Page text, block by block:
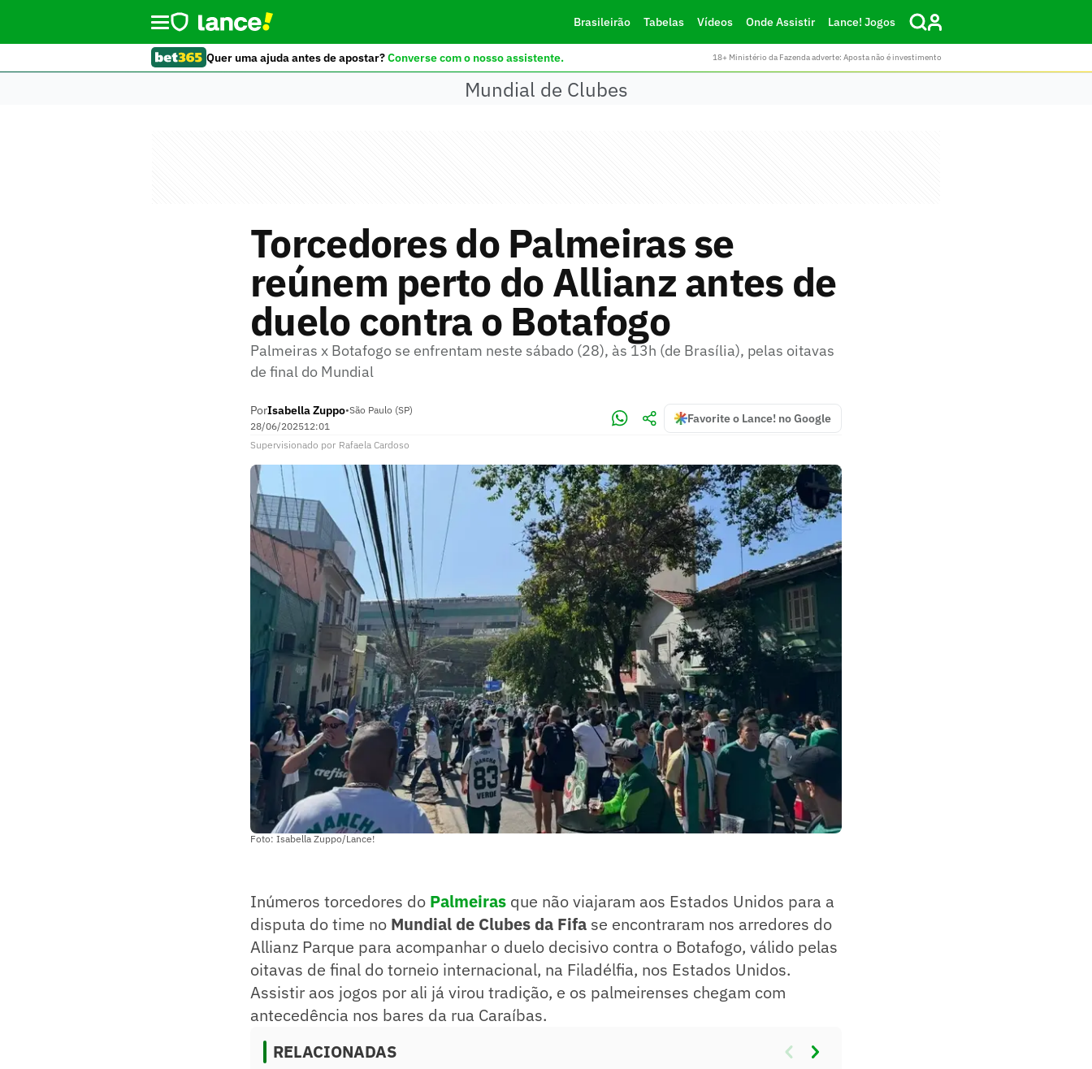
Brasileirão Tabelas Vídeos Onde Assistir Lance! Jogos
Quer uma ajuda antes de apostar?Converse com o nosso assistente. 18+ Ministério da Fazenda adverte: Aposta não é investimento
Mundial de Clubes
Torcedores do Palmeiras se
reúnem perto do Allianz antes de
duelo contra o Botafogo
Palmeiras x Botafogo se enfrentam neste sábado (28), às 13h (de Brasília), pelas oitavas
de final do Mundial
PorIsabella Zuppo•São Paulo (SP)
28/06/202512:01
Favorite o Lance! no Google
Supervisionado por Rafaela Cardoso
Foto: Isabella Zuppo/Lance!
Inúmeros torcedores do Palmeiras que não viajaram aos Estados Unidos para a
disputa do time no Mundial de Clubes da Fifa se encontraram nos arredores do
Allianz Parque para acompanhar o duelo decisivo contra o Botafogo, válido pelas
oitavas de final do torneio internacional, na Filadélfia, nos Estados Unidos.
Assistir aos jogos por ali já virou tradição, e os palmeirenses chegam com
antecedência nos bares da rua Caraíbas.
RELACIONADAS